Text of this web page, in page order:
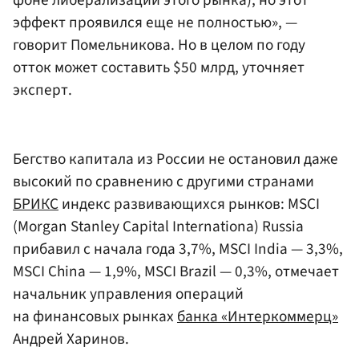
эффект проявился еще не полностью», —
говорит Помельникова. Но в целом по году
отток может составить $50 млрд, уточняет
эксперт.
Бегство капитала из России не остановил даже
высокий по сравнению с другими странами
БРИКСиндекс развивающихся рынков: MSCI
(Morgan Stanley Capital Internationa) Russia
прибавил с начала года 3,7%, MSCI India — 3,3%,
MSCI China — 1,9%, MSCI Brazil — 0,3%, отмечает
начальник управления операций
на финансовых рынках банка «Интеркоммерц»
Андрей Харинов.